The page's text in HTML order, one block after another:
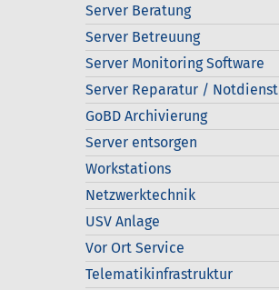
Server Beratung
Server Betreuung
Server Monitoring Software
Server Reparatur / Notdienst
GoBD Archivierung
Server entsorgen
Workstations
Netzwerktechnik
USV Anlage
Vor Ort Service
Telematikinfrastruktur